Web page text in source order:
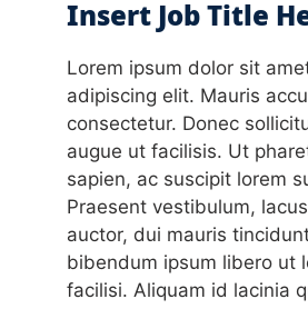
Insert Job Title
Lorem ipsum dolor sit
adipiscing elit. Mauris
consectetur. Donec
augue ut facilisis. Ut
sapien, ac suscipit lorem
Praesent vestibulum,
auctor, dui mauris
bibendum ipsum libero ut
facilisi. Aliquam id lacinia